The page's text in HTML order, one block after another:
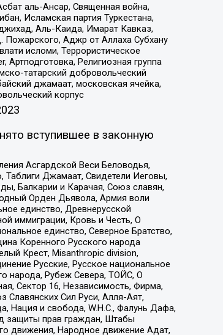
аль-Ансар, Священная война,
Исламская партия Туркестана,
Аль-Каида, Имарат Кавказ,
Аджр от Аллаха Субхану
исломи, Террористическое
Религиозная группа
татарский добровольческий
джамаат, московская ячейка,
корпус
вступившее в законную
Асгардской Веси Беловодья,
Джамаат, Свидетели Иеговы,
Балкарии и Карачая, Союз славян,
Орден Дьявола, Армия воли
единство, Древнерусской
иммиграции, Кровь и Честь, О
единство, Северное Братство,
Коренного Русского народа
Крест, Misanthropic division,
Русские, Русское национальное
народа, Рубеж Севера, ТОЙС, О
Сектор 16, Независимость, Фирма,
Сил Руси, Алля-Аят,
Нация и свобода, W.H.С., Фалунь Дафа,
защиты прав граждан, Штабы
движения, Народное движение Адат,